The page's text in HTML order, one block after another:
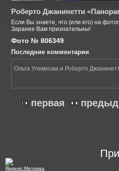
Роберто Джанинетти
Если Вы знаете, что (или кто) на
Заранее Вам признательны!
Фото № 806349
Последние комментарии
Ольга Улемнова и Роберто
первая